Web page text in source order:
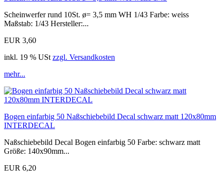
Scheinwerfer rund 10St. ø= 3,5 mm WH 1/43 Farbe: weiss
Maßstab: 1/43 Hersteller:...
EUR 3,60
inkl. 19 % USt zzgl. Versandkosten
mehr...
Bogen einfarbig 50 Naßschiebebild Decal schwarz matt 120x80mm
INTERDECAL
Naßschiebebild Decal Bogen einfarbig 50 Farbe: schwarz matt
Größe: 140x90mm...
EUR 6,20